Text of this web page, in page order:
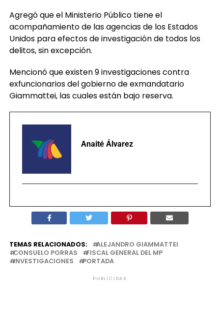
Agregó que el Ministerio Público tiene el
acompañamiento de las agencias de los Estados
Unidos para efectos de investigación de todos los
delitos, sin excepción.
Mencionó que existen 9 investigaciones contra
exfuncionarios del gobierno de exmandatario
Giammattei, las cuales están bajo reserva.
Anaité Álvarez
TEMAS RELACIONADOS:
ALEJANDRO GIAMMATTEI
CONSUELO PORRAS
FISCAL GENERAL DEL MP
INVESTIGACIONES
PORTADA
PUBLICIDAD